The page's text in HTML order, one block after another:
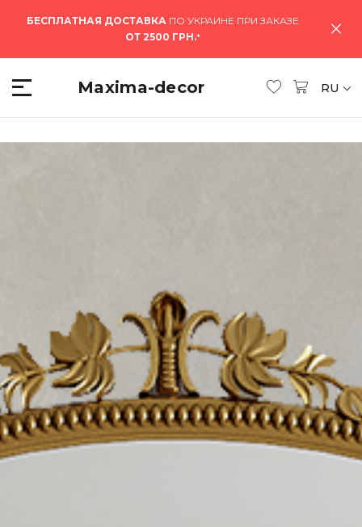
БЕСПЛАТНАЯ ДОСТАВКАПО УКРАИНЕ ПРИ ЗАКАЗЕ
ОТ 2500 ГРН.*
Maxima-decor RU